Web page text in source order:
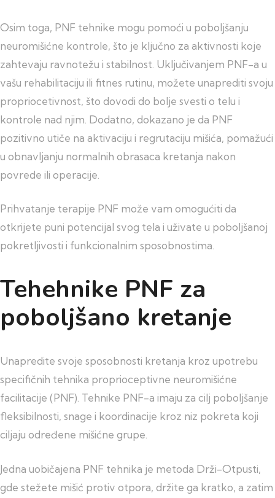
Osim toga, PNF tehnike mogu pomoći u poboljšanju
neuromišićne kontrole, što je ključno za aktivnosti koje
zahtevaju ravnotežu i stabilnost. Uključivanjem PNF-a u
vašu rehabilitaciju ili fitnes rutinu, možete unaprediti svoju
propriocetivnost, što dovodi do bolje svesti o telu i
kontrole nad njim. Dodatno, dokazano je da PNF
pozitivno utiče na aktivaciju i regrutaciju mišića, pomažući
u obnavljanju normalnih obrasaca kretanja nakon
povrede ili operacije.
Prihvatanje terapije PNF može vam omogućiti da
otkrijete puni potencijal svog tela i uživate u poboljšanoj
pokretljivosti i funkcionalnim sposobnostima.
Tehehnike PNF za
poboljšano kretanje
Unapredite svoje sposobnosti kretanja kroz upotrebu
specifičnih tehnika proprioceptivne neuromišićne
facilitacije (PNF). Tehnike PNF-a imaju za cilj poboljšanje
fleksibilnosti, snage i koordinacije kroz niz pokreta koji
ciljaju određene mišićne grupe.
Jedna uobičajena PNF tehnika je metoda Drži-Otpusti,
gde stežete mišić protiv otpora, držite ga kratko, a zatim